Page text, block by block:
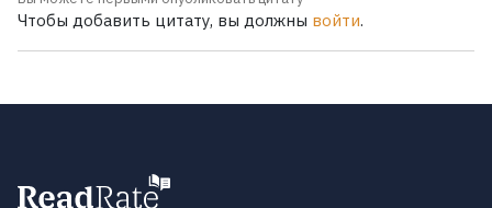
Чтобы добавить цитату, вы должны войти.